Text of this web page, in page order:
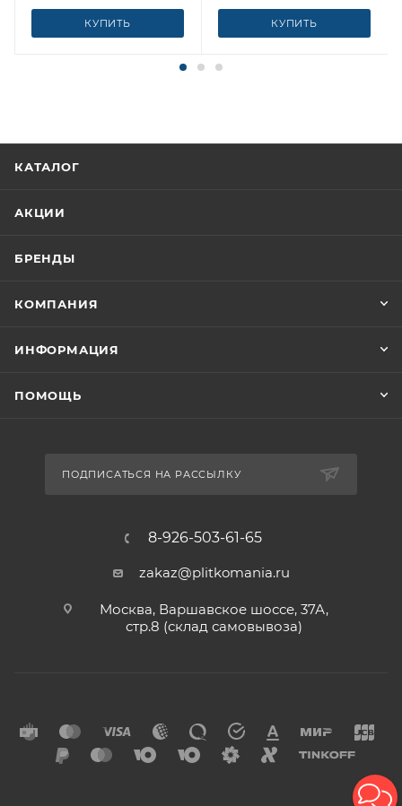
КУПИТЬ КУПИТЬ
КАТАЛОГ
АКЦИИ
БРЕНДЫ
КОМПАНИЯ
ИНФОРМАЦИЯ
ПОМОЩЬ
ПОДПИСАТЬСЯ НА РАССЫЛКУ
8-926-503-61-65
zakaz@plitkomania.ru
Москва, Варшавское шоссе, 37А,
стр.8 (склад самовывоза)